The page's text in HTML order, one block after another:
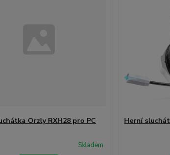
Orzly RXH28 pro PC
Skladem
Herní